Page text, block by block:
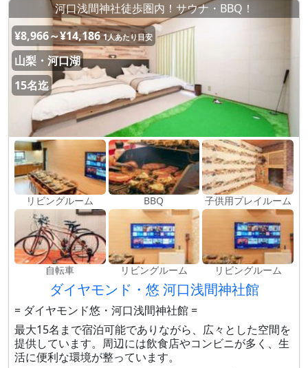
河口浅間神社徒歩圏内！サウナ・BBQ！
¥8,966～¥14,186 1人あたり目安
山梨・河口湖
15名迄
リビングルーム BBQ 子供用プレイルーム
自転車 リビングルーム リビングルーム
ダイヤモンド・悠 河口浅間神社館
= ダイヤモンド悠・河口浅間神社館 =
最大15名まで宿泊可能でありながら、広々とした空間を
提供しています。周辺には飲食店やコンビニが多く、生
活に便利な環境が整っています。